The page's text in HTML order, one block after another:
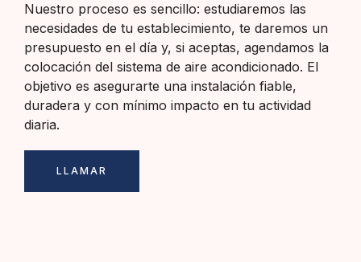
Nuestro proceso es sencillo: estudiaremos las
necesidades de tu establecimiento, te daremos un
presupuesto en el día y, si aceptas, agendamos la
colocación del sistema de aire acondicionado. El
objetivo es asegurarte una instalación fiable,
duradera y con mínimo impacto en tu actividad
diaria.
LLAMAR